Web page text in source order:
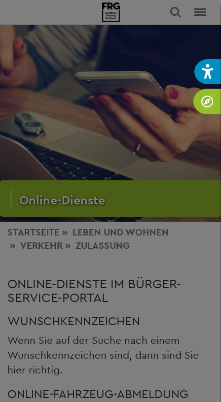
Online-Dienste
STARTSEITE LEBEN UND WOHNEN
VERKEHR
ZULASSUNG
ONLINE-DIENSTE IM BÜRGER-
SERVICE-PORTAL
WUNSCHKENNZEICHEN
Wenn Sie auf der Suche nach einem
Wunschkennzeichen sind, dann sind Sie
hier richtig.
ONLINE-FAHRZEUG-ABMELDUNG